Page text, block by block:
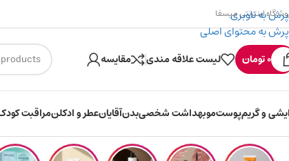
پرش به ناوبری
پرش به محتوای اصلی
۳۰۰ میسکوین (۳۰ هزار تومن) هدیه خرید اول
اینترنتی میسفا
0تومان لیست علاقه مندی مقایسه
و گریمپوستموبهداشت شخصیبدنآقایانعطر و ادکلنمراقبت